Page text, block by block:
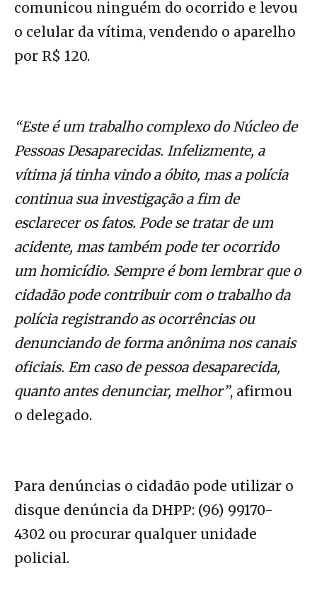
comunicou ninguém do ocorrido e levou
o celular da vítima, vendendo o aparelho
por R$ 120.
“Este é um trabalho complexo do Núcleo de
Pessoas Desaparecidas. Infelizmente, a
vítima já tinha vindo a óbito, mas a polícia
continua sua investigação a fim de
esclarecer os fatos. Pode se tratar de um
acidente, mas também pode ter ocorrido
um homicídio. Sempre é bom lembrar que o
cidadão pode contribuir com o trabalho da
polícia registrando as ocorrências ou
denunciando de forma anônima nos canais
oficiais. Em caso de pessoa desaparecida,
quanto antes denunciar, melhor”, afirmou
o delegado.
Para denúncias o cidadão pode utilizar o
disque denúncia da DHPP: (96) 99170-
4302 ou procurar qualquer unidade
policial.